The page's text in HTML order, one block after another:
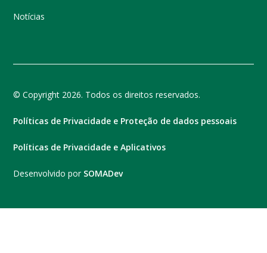
Notícias
© Copyright 2026. Todos os direitos reservados.
Políticas de Privacidade e Proteção de dados pessoais
Políticas de Privacidade e Aplicativos
Desenvolvido por SOMADev